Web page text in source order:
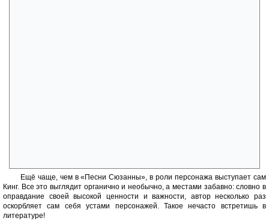
Ещё чаще, чем в «Песни Сюзанны», в роли персонажа выступает сам
Кинг. Все это выглядит органично и необычно, а местами забавно: словно в
оправдание своей высокой ценности и важности, автор несколько раз
оскорбляет сам себя устами персонажей. Такое нечасто встретишь в
литературе!